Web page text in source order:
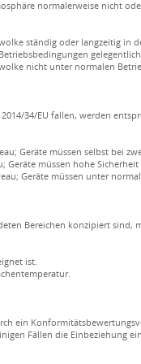
normalerweise nicht
ständig oder langzeitig in
nicht unter normalen
34/EU fallen, werden
Geräte müssen selbst bei
Geräte müssen hohe
Geräte müssen unter
Bereichen konzipiert
ist.
ein
Fällen die Einbeziehung